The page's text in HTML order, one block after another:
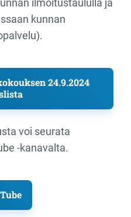
ilmoitustaululla ja
kunnan
24.9.2024
voi seurata
-kanavalta.